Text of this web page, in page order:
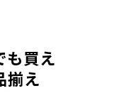
も買え
揃え